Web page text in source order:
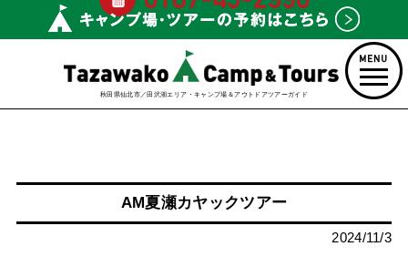
秋田県仙北市／田沢湖エリア・キャンプ場＆アウトドアツアーガイド
AM夏瀬カヤックツアー
2024/11/3